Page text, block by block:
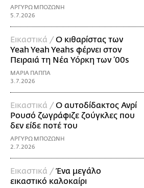
ΑΡΓΥΡΩ ΜΠΟΖΩΝΗ
5.7.2026
Εικαστικά /Ο κιθαρίστας των
Yeah Yeah Yeahs φέρνει στον
Πειραιά τη Νέα Υόρκη των ’00s
ΜΑΡΙΑ ΠΑΠΠΑ
3.7.2026
Εικαστικά /Ο αυτοδίδακτος Ανρί
Ρουσό ζωγράφιζε ζούγκλες που
δεν είδε ποτέ του
ΑΡΓΥΡΩ ΜΠΟΖΩΝΗ
2.7.2026
Εικαστικά /Ένα μεγάλο
εικαστικό καλοκαίρι